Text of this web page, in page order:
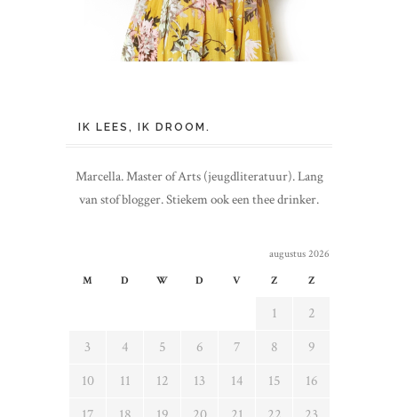
IK LEES, IK DROOM.
Marcella. Master of Arts (jeugdliteratuur). Lang
van stof blogger. Stiekem ook een thee drinker.
augustus 2026
M
D W D V Z Z
1
2
3
4 5 6 7 8
9
10
11 12 13 14 15
16